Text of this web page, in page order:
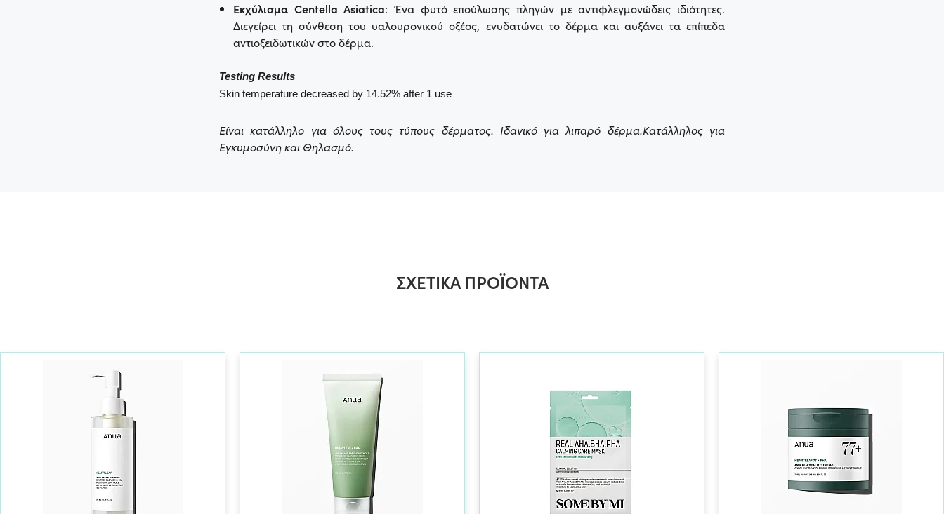
Εκχύλισμα Centella Asiatica: Ένα φυτό επούλωσης πληγών με αντιφλεγμονώδεις ιδιότητες.
Διεγείρει τη σύνθεση του υαλουρονικού οξέος, ενυδατώνει το δέρμα και αυξάνει τα επίπεδα
αντιοξειδωτικών στο δέρμα.
Testing Results
Skin temperature decreased by 14.52% after 1 use
Είναι κατάλληλο για όλους τους τύπους δέρματος. Ιδανικό για λιπαρό δέρμα.Κατάλληλος για
Εγκυμοσύνη και Θηλασμό.
ΣΧΕΤΙΚΆ ΠΡΟΪΌΝΤΑ